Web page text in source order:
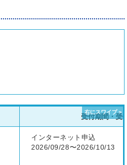
受付期間・受
インターネット申込
2026/09/28〜2026/10/13